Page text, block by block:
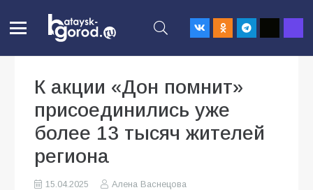
К акции «Дон помнит»
присоединились уже
более 13 тысяч жителей
региона
15.04.2025
Алена Васнецова